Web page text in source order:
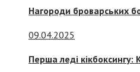
Нагороди броварських
09.04.2025
Перша леді